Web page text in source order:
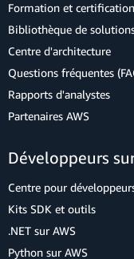
Formation et certification
Bibliothèque de
Centre d'architecture
Questions fréquentes
Rapports d'analystes
Partenaires AWS
Développeurs
Centre pour
Kits SDK et outils
.NET sur AWS
Python sur AWS